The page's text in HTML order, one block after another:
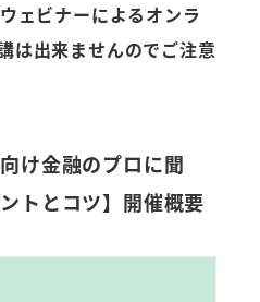
ェビナーによるオンラ
は出来ませんのでご注意
け金融のプロに聞
トとコツ】開催概要